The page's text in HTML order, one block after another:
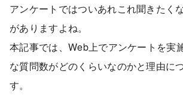
アンケートではついあれこれ聞きたく
がありますよね。
本記事では、Web上でアンケートを実
な質問数がどのくらいなのかと理由に
す。